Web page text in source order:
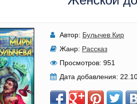
Автор: Булычев Кир
Жанр: Рассказ
Просмотров: 951
Дата добавления: